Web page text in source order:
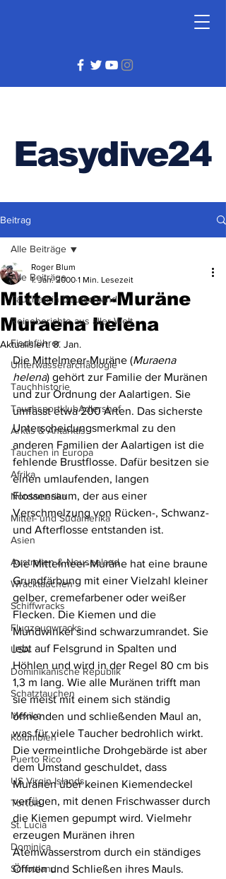
Easydive24
Beitrag
Alle Beiträge
Tauchen in Deutschland
Reiseberichte aus aller Welt
Fischführer
Unterwasserarchäologie
Tauchhistorie
TauchsportklubAdlershof
Arktis & Antarktis
Tauchen in Europa
Afrika
Nordamerika
Mittel- und Südamerika
Asien
Australien & Neuseeland
Wracktauchen
Schiffwracks
Flugzeugwracks
USA
Dominikanische Republik
Schatztauchen
Mexiko
Kolumbien
Puerto Rico
US Virgin Islands
Tortola
St. Lucia
Dominica
Schottland
Alle Beiträge
Mittelmeer-Muräne
Muraena helena
Roger Blum
1. Jan. 2000 1 Min. Lesezeit
Aktualisiert:8. Jan.
Die Mittelmeer-Muräne (Muraena
helena) gehört zur Familie der Muränen
und zur Ordnung der Aalartigen. Sie
umfasst etwa 200 Arten. Das sicherste
Unterscheidungsmerkmal zu den
anderen Familien der Aalartigen ist die
fehlende Brustflosse. Dafür besitzen sie
einen umlaufenden, langen
Flossensaum, der aus einer
Verschmelzung von Rücken-, Schwanz-
und Afterflosse entstanden ist.
Die Mittelmeer-Muräne hat eine braune
Grundfärbung mit einer Vielzahl kleiner
gelber, cremefarbener oder weißer
Flecken. Die Kiemen und die
Mundwinkel sind schwarzumrandet. Sie
lebt auf Felsgrund in Spalten und
Höhlen und wird in der Regel 80 cm bis
1,3 m lang. Wie alle Muränen trifft man
sie meist mit einem sich ständig
öffnenden und schließenden Maul an,
was für viele Taucher bedrohlich wirkt.
Die vermeintliche Drohgebärde ist aber
dem Umstand geschuldet, dass
Muränen über keinen Kiemendeckel
verfügen, mit denen Frischwasser durch
die Kiemen gepumpt wird. Vielmehr
erzeugen Muränen ihren
Atemwasserstrom durch ein ständiges
Öffnen und Schließen ihres Mauls.